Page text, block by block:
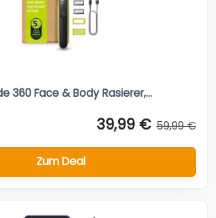
360 Face & Body Rasierer,...
39,99 € 59,99 €
Zum Deal